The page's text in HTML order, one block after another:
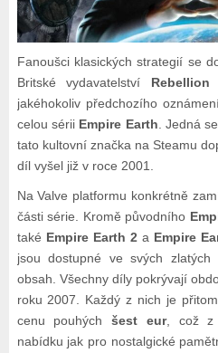
Fanoušci klasických strategií se
Britské vydavatelství Rebellion
jakéhokoliv předchozího
celou sérii Empire Earth . Jedná
tato kultovní značka na Steamu
díl vyšel již v roce 2001.
Na Valve platformu konkrétně
části série. Kromě původního
také Empire Earth 2 a Empire
jsou dostupné ve svých zlatých
obsah. Všechny díly pokrývají
roku 2007. Každý z nich je
cenu pouhýchšest eur, což z
nabídku jak pro nostalgické